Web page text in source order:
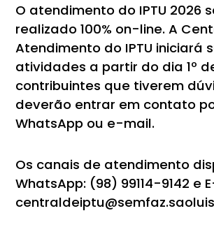
O atendimento do IPTU 2026
realizado 100% on-line. A
Atendimento do IPTU iniciará
atividades a partir do dia 1º
contribuintes que tiverem
deverão entrar em contato
WhatsApp ou e-mail.
Os canais de atendimento
WhatsApp: (98) 99114-9142 e